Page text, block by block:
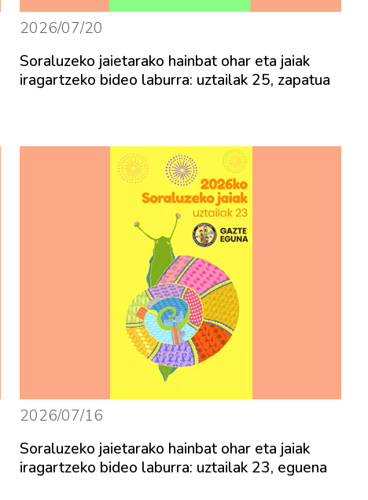
2026/07/20
Soraluzeko jaietarako hainbat ohar eta jaiak
iragartzeko bideo laburra: uztailak 25, zapatua
2026/07/16
Soraluzeko jaietarako hainbat ohar eta jaiak
iragartzeko bideo laburra: uztailak 23, eguena